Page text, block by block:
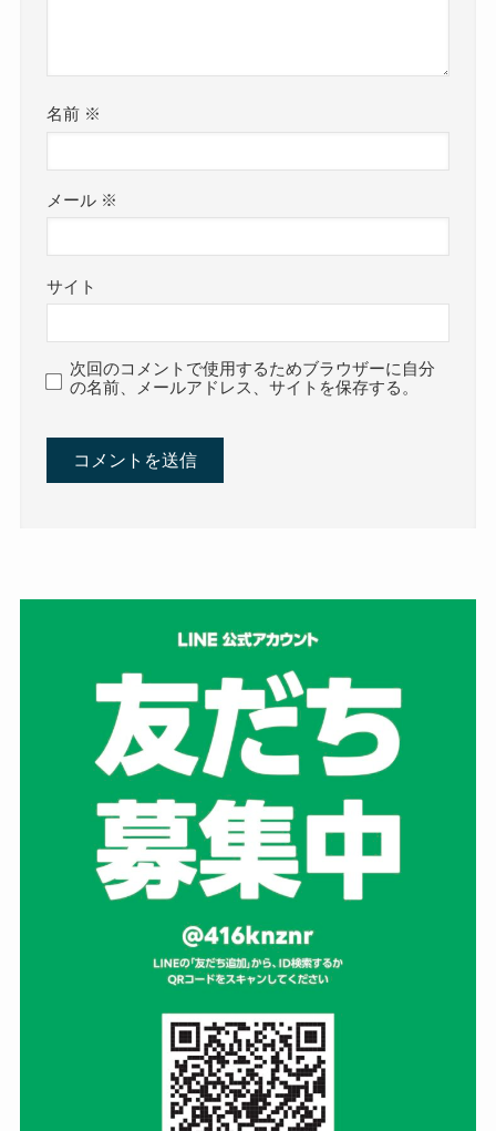
名前 ※
メール ※
サイト
次回のコメントで使用するためブラウザーに自分
の名前、メールアドレス、サイトを保存する。